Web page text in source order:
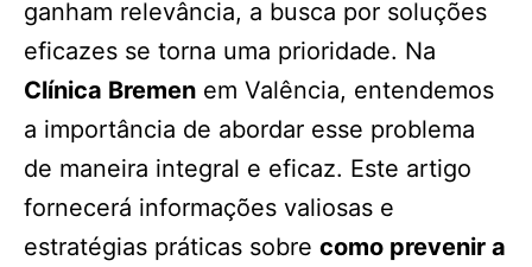
ganham relevância, a busca por soluções
eficazes se torna uma prioridade. Na
Clínica Bremen em Valência, entendemos
a importância de abordar esse problema
de maneira integral e eficaz. Este artigo
fornecerá informações valiosas e
estratégias práticas sobre como prevenir a